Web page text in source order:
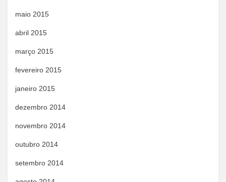
maio 2015
abril 2015
março 2015
fevereiro 2015
janeiro 2015
dezembro 2014
novembro 2014
outubro 2014
setembro 2014